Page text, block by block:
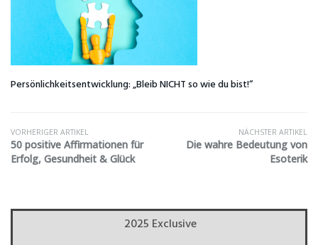
Persönlichkeitsentwicklung: „Bleib NICHT so wie du bist!“
VORHERIGER ARTIKEL
50 positive Affirmationen für
Erfolg, Gesundheit & Glück
NÄCHSTER ARTIKEL
Die wahre Bedeutung von
Esoterik
2025 Exclusive